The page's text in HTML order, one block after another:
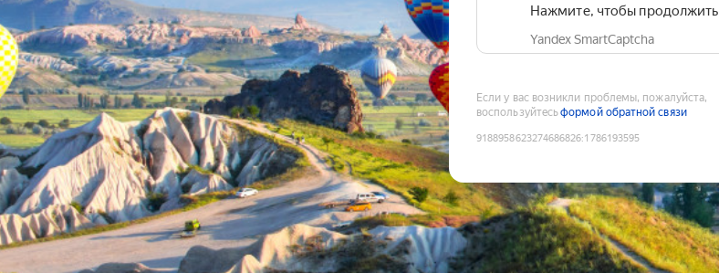
Нажмите, чтобы продолжить
Yandex SmartCaptcha
Если у вас возникли проблемы, пожалуйста,
воспользуйтесьформой обратной связи
9188958623274686826:1786193595